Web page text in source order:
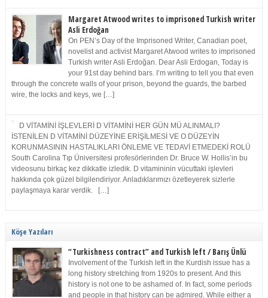
Margaret Atwood writes to imprisoned Turkish writer
Asli Erdoğan
On PEN’s Day of the Imprisoned Writer, Canadian poet,
novelist and activist Margaret Atwood writes to imprisoned
Turkish writer Asli Erdoğan. Dear Asli Erdogan, Today is
your 91st day behind bars. I’m writing to tell you that even
through the concrete walls of your prison, beyond the guards, the barbed
wire, the locks and keys, we […]
D VİTAMİNİ İŞLEVLERİ D VİTAMİNİ HER GÜN MÜ ALINMALI?
İSTENİLEN D VİTAMİNİ DÜZEYİNE ERİŞİLMESİ VE O DÜZEYİN
KORUNMASININ HASTALIKLARI ÖNLEME VE TEDAVİ ETMEDEKİ ROLÜ
South Carolina Tıp Üniversitesi profesörlerinden Dr. Bruce W. Hollis’in bu
videosunu birkaç kez dikkatle izledik. D vitamininin vücuttaki işlevleri
hakkında çok güzel bilgilendiriyor. Anladıklarımızı özetleyerek sizlerle
paylaşmaya karar verdik. […]
Köşe Yazıları
“Turkishness contract” and Turkish left / Barış Ünlü
Involvement of the Turkish left in the Kurdish issue has a
long history stretching from 1920s to present. And this
history is not one to be ashamed of. In fact, some periods
and people in that history can be admired. While either a